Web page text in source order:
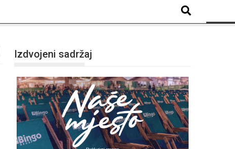
Izdvojeni sadržaj